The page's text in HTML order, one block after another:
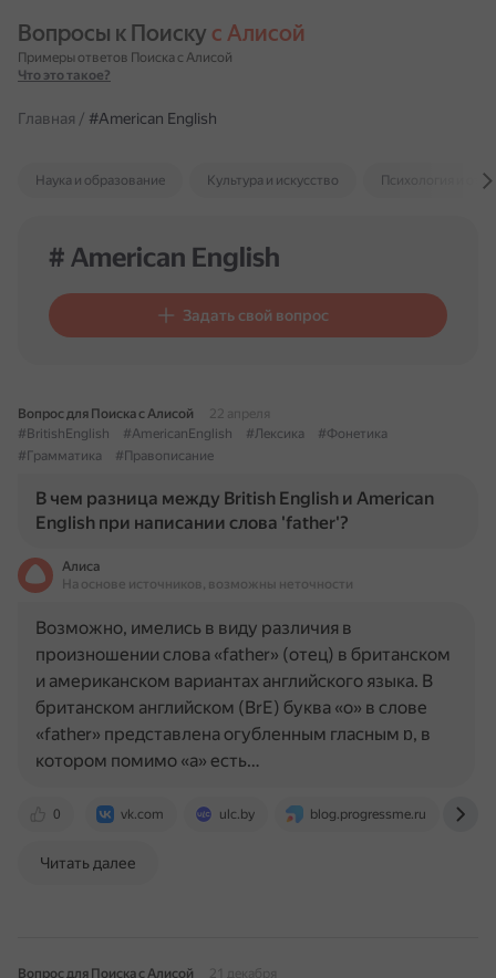
Вопросы к Поиску с Алисой
Примеры ответов Поиска с Алисой
Что это такое?
Главная / #American English
Наука и образование Культура и искусство Психология и
# American English
Задать свой вопрос
Вопрос для Поиска с Алисой
22 апреля
#BritishEnglish
#AmericanEnglish #Лексика
#Фонетика
#Грамматика
#Правописание
В чем разница между British English и American
English при написании слова 'father'?
Алиса
На основе источников, возможны неточности
0 vk.com ulc.by blog.progressme.ru
Возможно, имелись в виду различия в
произношении слова «father» (отец) в британском
и американском вариантах английского языка. В
британском английском (BrE) буква «o» в слове
«father» представлена огубленным гласным ɒ, в
котором помимо «а» есть…
Читать далее
Вопрос для Поиска с Алисой
21 декабря